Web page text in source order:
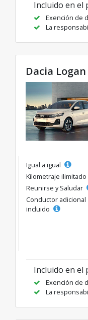
Incluido en el
Exención de
La
Dacia
Igual a igual
Kilometraje ilimitado
Reunirse y Saludar
Conductor adicional
incluido
Incluido en el
Exención de
La